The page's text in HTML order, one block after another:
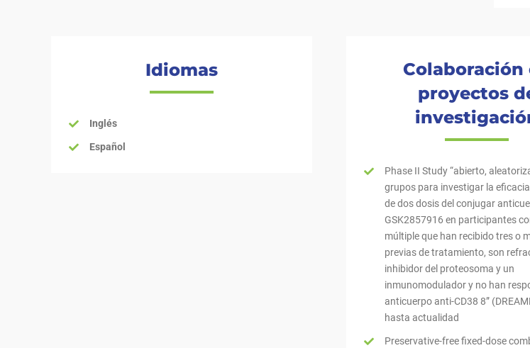
Idiomas
Inglés
Español
Colaboración
proyectos
Phase II Study “abierto,
grupos para investigar la
de dos dosis del conjugar
GSK2857916 en participantes
múltiple que han recibido tres o
previas de tratamiento, son
inhibidor del proteosoma y un
inmunomodulador y no han
anticuerpo anti-CD38 8”
hasta actualidad
Preservative-free fixed-dose